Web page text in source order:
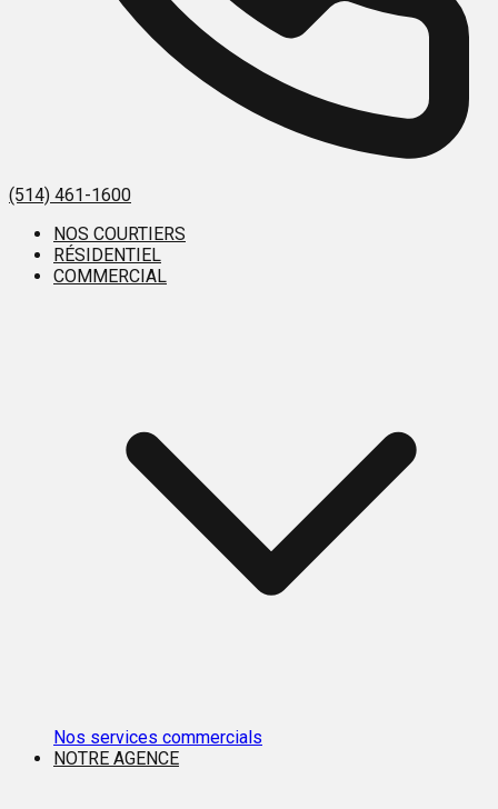
(514) 461-1600
NOS COURTIERS
RÉSIDENTIEL
COMMERCIAL
Nos services commercials
NOTRE AGENCE